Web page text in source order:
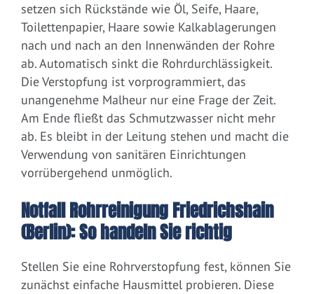
setzen sich Rückstände wie Öl, Seife, Haare,
Toilettenpapier, Haare sowie Kalkablagerungen
nach und nach an den Innenwänden der Rohre
ab. Automatisch sinkt die Rohrdurchlässigkeit.
Die Verstopfung ist vorprogrammiert, das
unangenehme Malheur nur eine Frage der Zeit.
Am Ende fließt das Schmutzwasser nicht mehr
ab. Es bleibt in der Leitung stehen und macht die
Verwendung von sanitären Einrichtungen
vorrübergehend unmöglich.
Notfall Rohrreinigung Friedrichshain
(Berlin): So handeln Sie richtig
Stellen Sie eine Rohrverstopfung fest, können Sie
zunächst einfache Hausmittel probieren. Diese